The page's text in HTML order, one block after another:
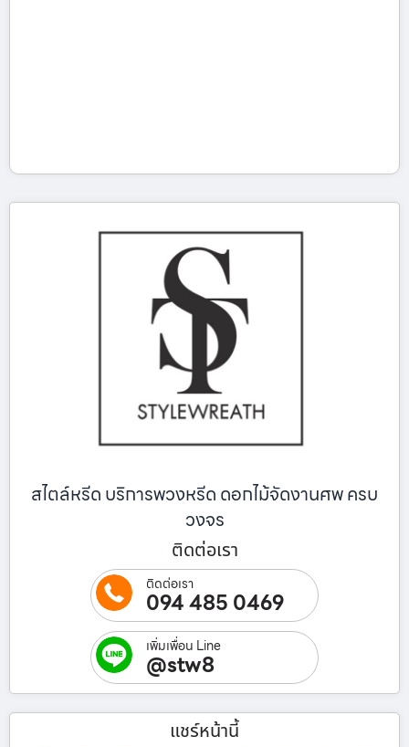
สไตล์หรีด บริการพวงหรีด ดอกไม้จัดงานศพ ครบ
วงจร
ติดต่อเรา
ติดต่อเรา
094 485 0469
เพิ่มเพื่อน Line
@stw8
แชร์หน้านี้